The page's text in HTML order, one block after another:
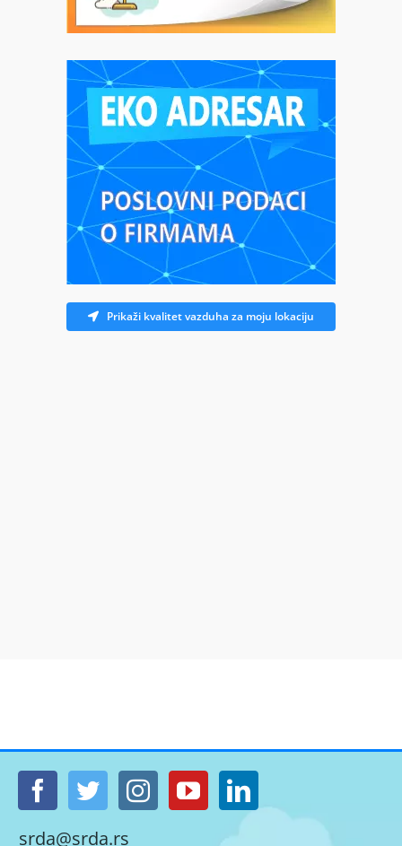
Prikaži kvalitet vazduha za moju lokaciju
srda@srda.rs